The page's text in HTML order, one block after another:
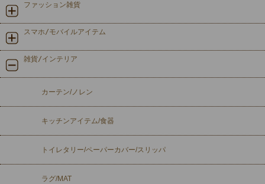
ファッション雑貨
スマホ/モバイルアイテム
雑貨/インテリア
カーテン/ノレン
キッチンアイテム/食器
トイレタリー/ペーパーカバー/スリッパ
ラグ/MAT